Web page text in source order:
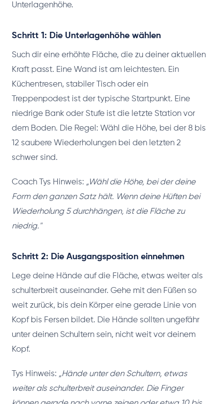
Unterlagenhöhe.
Schritt 1: Die Unterlagenhöhe wählen
Such dir eine erhöhte Fläche, die zu deiner aktuellen
Kraft passt. Eine Wand ist am leichtesten. Ein
Küchentresen, stabiler Tisch oder ein
Treppenpodest ist der typische Startpunkt. Eine
niedrige Bank oder Stufe ist die letzte Station vor
dem Boden. Die Regel: Wähl die Höhe, bei der 8 bis
12 saubere Wiederholungen bei den letzten 2
schwer sind.
Coach Tys Hinweis: „Wähl die Höhe, bei der deine
Form den ganzen Satz hält. Wenn deine Hüften bei
Wiederholung 5 durchhängen, ist die Fläche zu
niedrig."
Schritt 2: Die Ausgangsposition einnehmen
Lege deine Hände auf die Fläche, etwas weiter als
schulterbreit auseinander. Gehe mit den Füßen so
weit zurück, bis dein Körper eine gerade Linie von
Kopf bis Fersen bildet. Die Hände sollten ungefähr
unter deinen Schultern sein, nicht weit vor deinem
Kopf.
Tys Hinweis: „Hände unter den Schultern, etwas
weiter als schulterbreit auseinander. Die Finger